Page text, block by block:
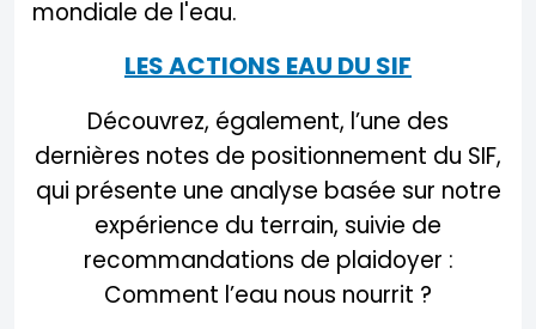
mondiale de l'eau.
LES ACTIONS EAU DU SIF
Découvrez, également, l’une des
dernières notes de positionnement du SIF,
qui présente une analyse basée sur notre
expérience du terrain, suivie de
recommandations de plaidoyer :
Comment l’eau nous nourrit ?